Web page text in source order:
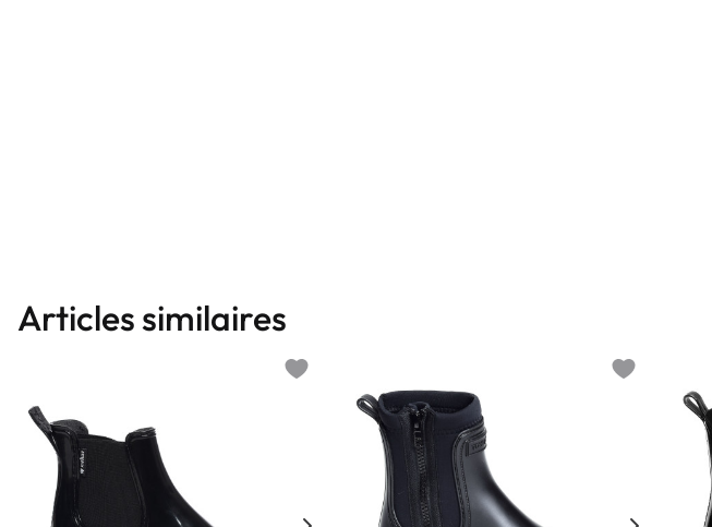
Articles similaires
Add to wishlist Add to wishlist